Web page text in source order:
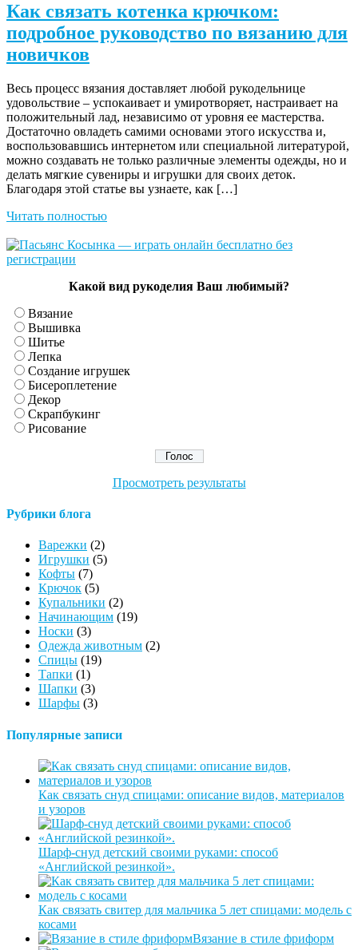
Как связать котенка крючком:
подробное руководство по вязанию для
новичков
Весь процесс вязания доставляет любой рукодельнице
удовольствие – успокаивает и умиротворяет, настраивает на
положительный лад, независимо от уровня ее мастерства.
Достаточно овладеть самими основами этого искусства и,
воспользовавшись интернетом или специальной литературой,
можно создавать не только различные элементы одежды, но и
делать мягкие сувениры и игрушки для своих деток.
Благодаря этой статье вы узнаете, как […]
Читать полностью
Какой вид рукоделия Ваш любимый?
Вязание
Вышивка
Шитье
Лепка
Создание игрушек
Бисероплетение
Декор
Скрапбукинг
Рисование
Просмотреть результаты
Рубрики блога
Варежки (2)
Игрушки (5)
Кофты (7)
Крючок (5)
Купальники (2)
Начинающим (19)
Носки (3)
Одежда животным (2)
Спицы (19)
Тапки (1)
Шапки (3)
Шарфы (3)
Популярные записи
Как связать снуд спицами: описание видов, материалов
и узоров
Шарф-снуд детский своими руками: способ
«Английской резинкой».
Как связать свитер для мальчика 5 лет спицами: модель с
косами
Вязание в стиле фриформ